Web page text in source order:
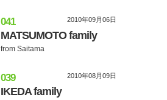
2010年09月06日
041
MATSUMOTO family
from Saitama
2010年08月09日
039
IKEDA family